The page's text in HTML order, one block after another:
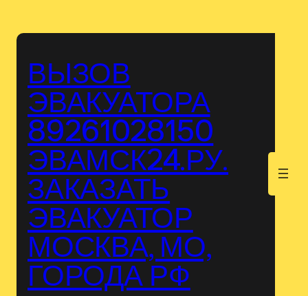
ВЫЗОВ
ЭВАКУАТОРА
89261028150
ЭВАМСК24.РУ.
ЗАКАЗАТЬ
ЭВАКУАТОР
МОСКВА, МО,
ГОРОДА РФ